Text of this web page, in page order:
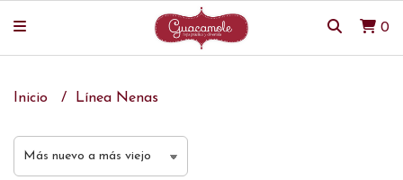
0
Inicio Línea Nenas